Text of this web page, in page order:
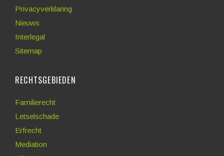
Privacyverklaring
Nieuws
Interlegal
Sitemap
RECHTSGEBIEDEN
Familierecht
Letselschade
Erfrecht
Mediation